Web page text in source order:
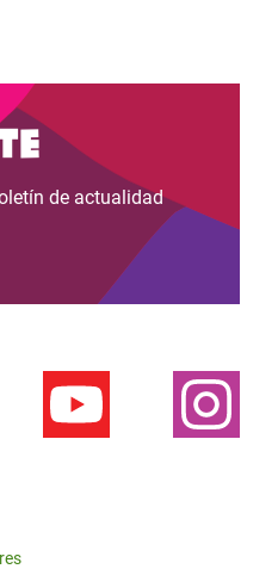
de actualidad